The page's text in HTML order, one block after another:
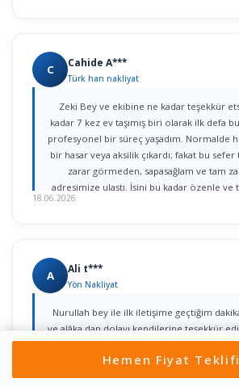
C Cahide A***
Türk han nakliyat
Zeki Bey ve ekibine ne kadar teşekkür
kadar 7 kez ev taşımış biri olarak ilk defa
profesyonel bir süreç yaşadım. Normalde
bir hasar veya aksilik çıkardı; fakat bu
zarar görmeden, sapasağlam ve tam
adresimize ulaştı. İşini bu kadar özenle
firmaya rastlamak gerçekten büyük
18.06.2026
A Ali t***
Yön Nakliyat
Nurullah bey ile ilk iletişime geçtiğim
ve alâka dan dolayı kendilerine teşekkür
değil iki taşımayı aynı gün içerisinde
yaptılar çok teşekkür ediyorum herkese
Gönül rahatlığıyla
Hemen Fiyat